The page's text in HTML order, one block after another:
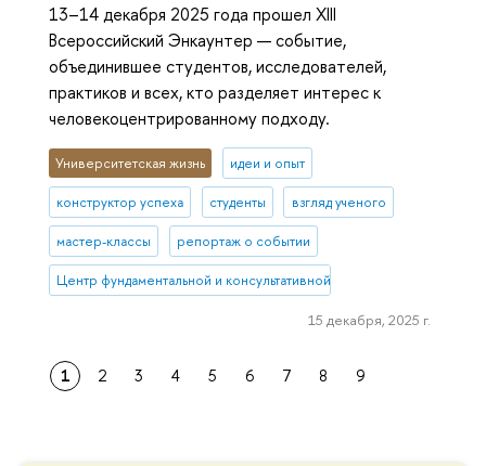
13–14 декабря 2025 года прошел XIII
Всероссийский Энкаунтер — событие,
объединившее студентов, исследователей,
практиков и всех, кто разделяет интерес к
человекоцентрированному подходу.
Университетская жизнь идеи и опыт
конструктор успеха студенты взгляд ученого
мастер-классы репортаж о событии
Центр фундаментальной и консультативной персонологии
15 декабря, 2025 г.
1 2 3 4 5 6 7 8 9